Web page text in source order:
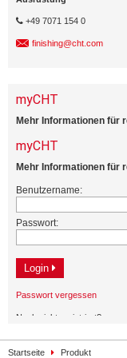
+49 7071 154 0
finishing@cht.com
Startseite Produkt